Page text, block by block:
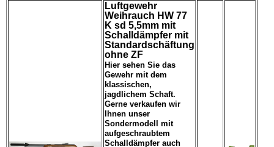
Luftgewehr
Weihrauch HW 77
K sd 5,5mm mit
Schalldämpfer mit
Standardschäftung
ohne ZF
Hier sehen Sie das
Gewehr mit dem
klassischen,
jagdlichem Schaft.
Gerne verkaufen wir
Ihnen unser
Sondermodell mit
aufgeschraubtem
Schalldämpfer auch